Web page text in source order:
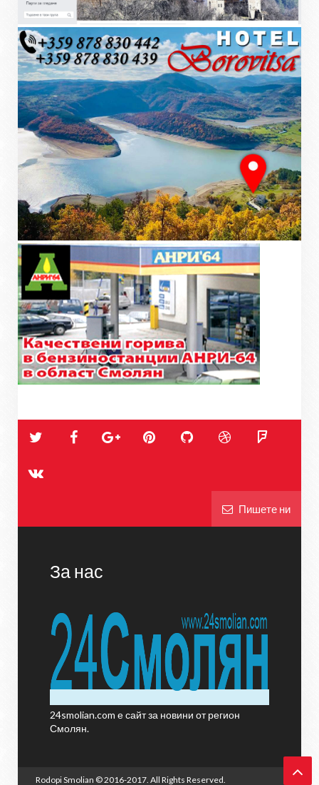
Пишете ни
За нас
24smolian.com е сайт за новини от регион
Смолян.
Rodopi Smolian © 2016-2017. All Rights Reserved.